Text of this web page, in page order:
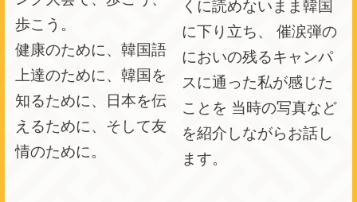
歩こう。
健康のために、韓国語
上達のために、韓国を
知るために、日本を伝
えるために、そして友
情のために。
くに読めないまま韓国
に下り立ち、 催涙弾の
においの残るキャンパ
スに通った私が感じた
ことを 当時の写真など
を紹介しながらお話し
ます。